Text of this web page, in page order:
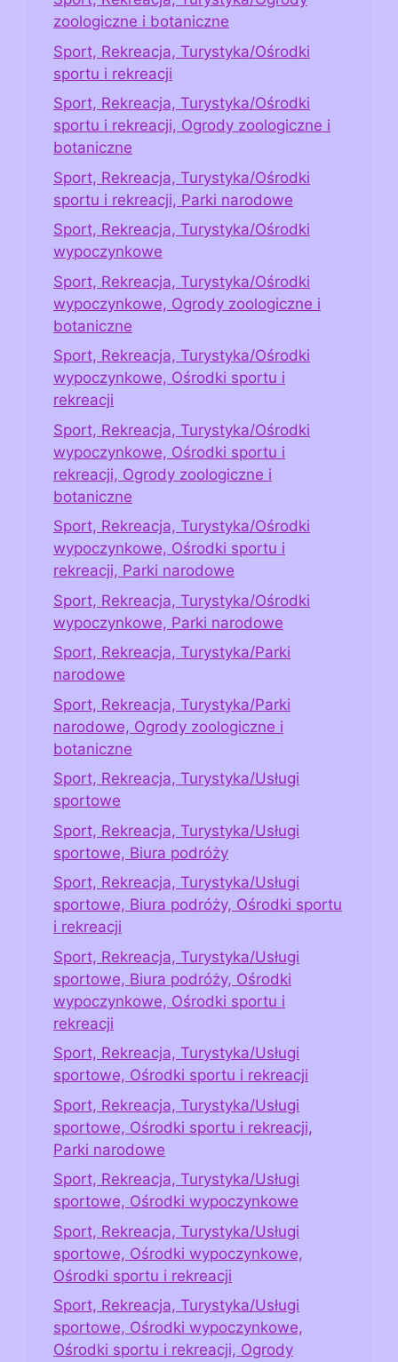
zoologiczne i botaniczne
Sport, Rekreacja, Turystyka/Ośrodki
sportu i rekreacji
Sport, Rekreacja, Turystyka/Ośrodki
sportu i rekreacji, Ogrody zoologiczne i
botaniczne
Sport, Rekreacja, Turystyka/Ośrodki
sportu i rekreacji, Parki narodowe
Sport, Rekreacja, Turystyka/Ośrodki
wypoczynkowe
Sport, Rekreacja, Turystyka/Ośrodki
wypoczynkowe, Ogrody zoologiczne i
botaniczne
Sport, Rekreacja, Turystyka/Ośrodki
wypoczynkowe, Ośrodki sportu i
rekreacji
Sport, Rekreacja, Turystyka/Ośrodki
wypoczynkowe, Ośrodki sportu i
rekreacji, Ogrody zoologiczne i
botaniczne
Sport, Rekreacja, Turystyka/Ośrodki
wypoczynkowe, Ośrodki sportu i
rekreacji, Parki narodowe
Sport, Rekreacja, Turystyka/Ośrodki
wypoczynkowe, Parki narodowe
Sport, Rekreacja, Turystyka/Parki
narodowe
Sport, Rekreacja, Turystyka/Parki
narodowe, Ogrody zoologiczne i
botaniczne
Sport, Rekreacja, Turystyka/Usługi
sportowe
Sport, Rekreacja, Turystyka/Usługi
sportowe, Biura podróży
Sport, Rekreacja, Turystyka/Usługi
sportowe, Biura podróży, Ośrodki sportu
i rekreacji
Sport, Rekreacja, Turystyka/Usługi
sportowe, Biura podróży, Ośrodki
wypoczynkowe, Ośrodki sportu i
rekreacji
Sport, Rekreacja, Turystyka/Usługi
sportowe, Ośrodki sportu i rekreacji
Sport, Rekreacja, Turystyka/Usługi
sportowe, Ośrodki sportu i rekreacji,
Parki narodowe
Sport, Rekreacja, Turystyka/Usługi
sportowe, Ośrodki wypoczynkowe
Sport, Rekreacja, Turystyka/Usługi
sportowe, Ośrodki wypoczynkowe,
Ośrodki sportu i rekreacji
Sport, Rekreacja, Turystyka/Usługi
sportowe, Ośrodki wypoczynkowe,
Ośrodki sportu i rekreacji, Ogrody